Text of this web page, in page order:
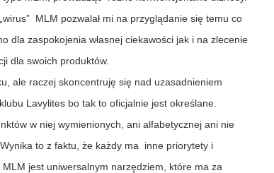
MLM pozwalał mi na przyglądanie się temu co
dla zaspokojenia własnej ciekawości jak i na zlecenie
dla swoich produktów.
ale raczej skoncentruję się nad uzasadnieniem
Lavylites bo tak to oficjalnie jest określane.
w niej wymienionych, ani alfabetycznej ani nie
to z faktu, że każdy ma inne priorytety i
jest uniwersalnym narzędziem, które ma za